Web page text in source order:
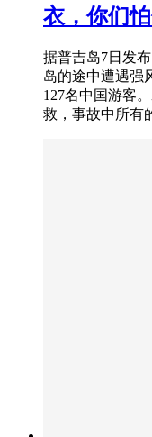
衣，你们
据普吉岛7日发
岛的途中遭遇强
127名中国游客
救，事故中所有